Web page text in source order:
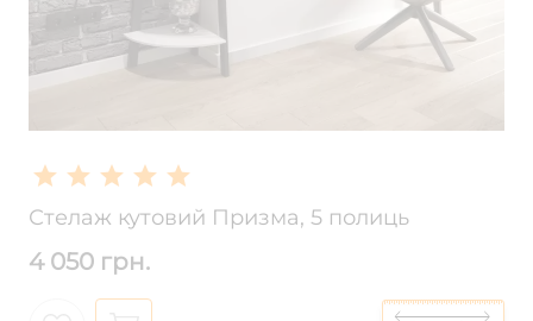
Стелаж кутовий Призма, 5 полиць
4 050 грн.